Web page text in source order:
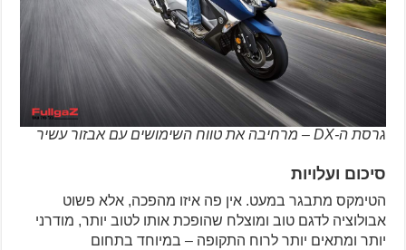
גרסת ה-DX – מרחיבה את טווח השימושים עם אבזור עשיר
סיכום ועלויות
הטימקס מתבגר במעט. אין פה איזו מהפכה, אלא פשוט
אבולוציה לדגם טוב ומוצלח שהופכת אותו לטוב יותר, מודרני
יותר ומתאים יותר לרוח התקופה – במיוחד בתחום